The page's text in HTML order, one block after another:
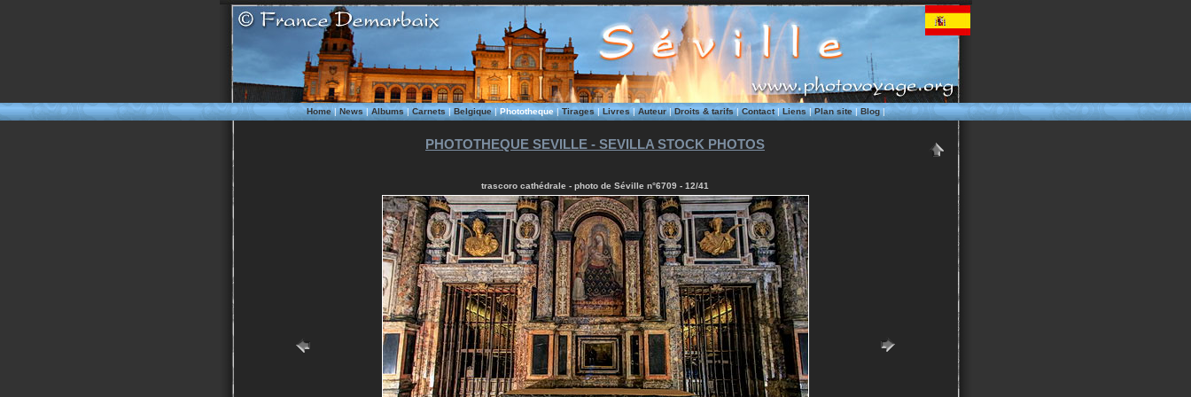
Home|News| Albums| Carnets|Belgique|Phototheque|Tirages|Livres|Auteur|Droits & tarifs|Contact|Liens|Plan site|Blog|
PHOTOTHEQUE SEVILLE - SEVILLA STOCK PHOTOS
trascoro cathédrale - photo de Séville n°6709 - 12/41